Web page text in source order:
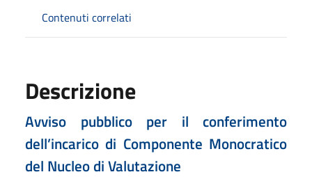
Contenuti correlati
Descrizione
Avviso pubblico per il conferimento
dell’incarico di Componente Monocratico
del Nucleo di Valutazione